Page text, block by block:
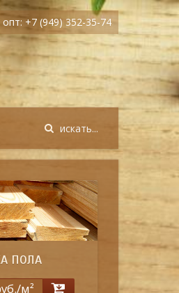
+7 (949) 352-35-74
ПОЛА
м²